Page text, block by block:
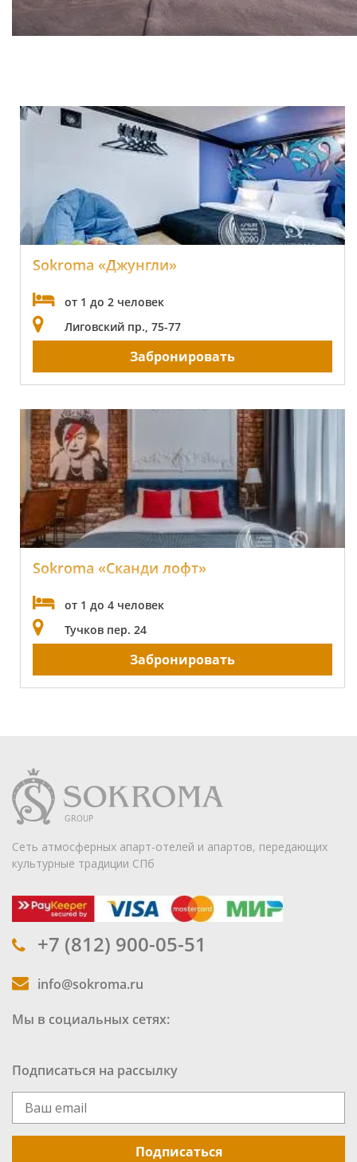
Sokroma «Джунгли»
от 1 до 2 человек
Лиговский пр., 75-77
Забронировать
Sokroma «Сканди лофт»
от 1 до 4 человек
Тучков пер. 24
Забронировать
Сеть атмосферных апарт-отелей и апартов, передающих
культурные традиции СПб
+7 (812) 900-05-51
info@sokroma.ru
Мы в социальных сетях:
Подписаться на рассылку
Подписаться